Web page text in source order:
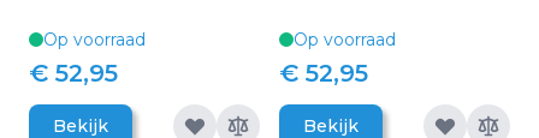
Op voorraad
€ 52,95
Bekijk
Op voorraad
€ 52,95
Bekijk